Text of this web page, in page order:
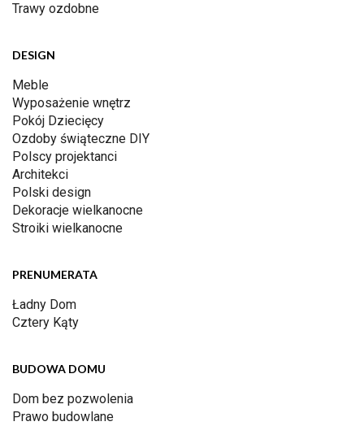
Trawy ozdobne
DESIGN
Meble
Wyposażenie wnętrz
Pokój Dziecięcy
Ozdoby świąteczne DIY
Polscy projektanci
Architekci
Polski design
Dekoracje wielkanocne
Stroiki wielkanocne
PRENUMERATA
Ładny Dom
Cztery Kąty
BUDOWA DOMU
Dom bez pozwolenia
Prawo budowlane